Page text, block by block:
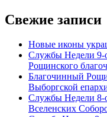
Свежие записи
Новые иконы
Службы Недели 9-
Рощинского
Благочинный
Выборгской
Службы Недели 8-
Вселенских